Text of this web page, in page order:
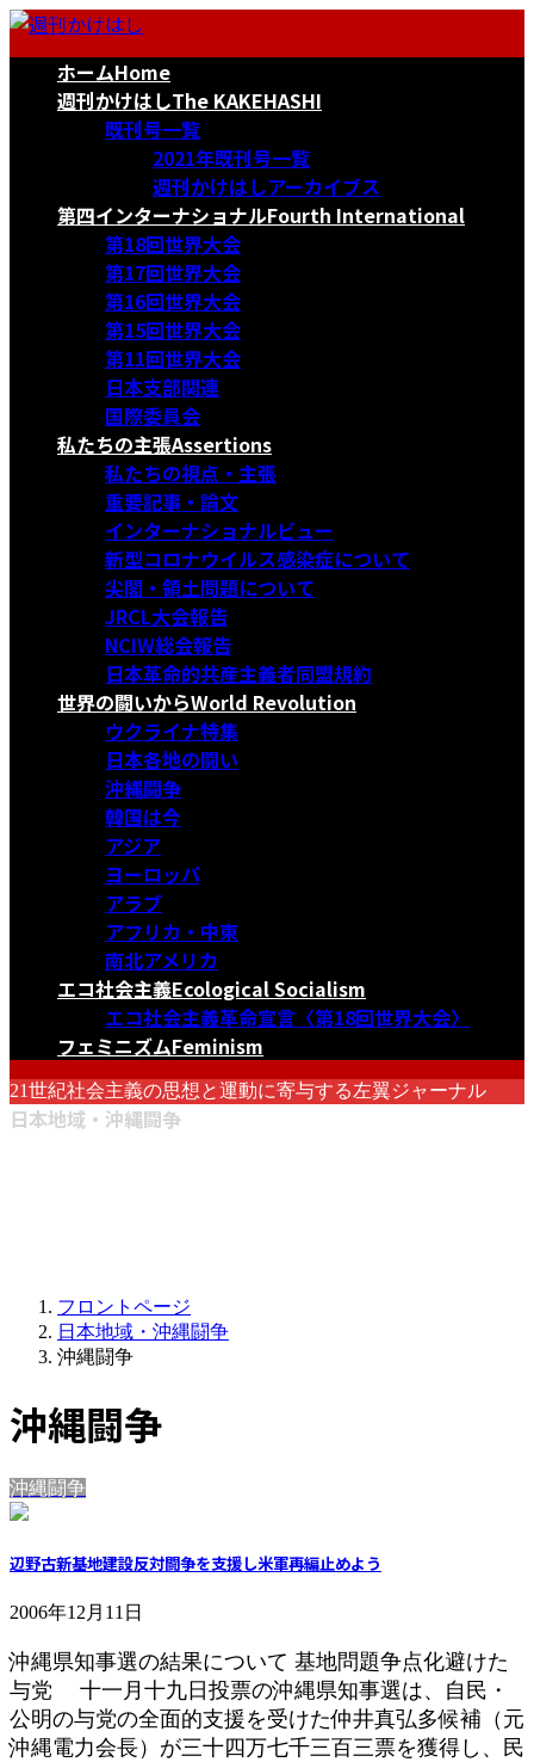
コ
ナ
ホームHome
週刊かけはしThe KAKEHASHI
既刊号一覧
2021年既刊号一覧
週刊かけはしアーカイブス
第四インターナショナルFourth International
第18回世界大会
第17回世界大会
第16回世界大会
第15回世界大会
第11回世界大会
日本支部関連
国際委員会
私たちの主張Assertions
私たちの視点・主張
重要記事・論文
インターナショナルビュー
新型コロナウイルス感染症について
尖閣・領土問題について
JRCL大会報告
NCIW総会報告
日本革命的共産主義者同盟規約
世界の闘いからWorld Revolution
ウクライナ特集
日本各地の闘い
沖縄闘争
韓国は今
アジア
ヨーロッパ
アラブ
アフリカ・中東
南北アメリカ
エコ社会主義Ecological Socialism
エコ社会主義革命宣言〈第18回世界大会〉
フェミニズムFeminism
21世紀社会主義の思想と運動に寄与する左翼ジャーナル
日本地域・沖縄闘争
フロントページ
日本地域・沖縄闘争
沖縄闘争
沖縄闘争
沖縄闘争
辺野古新基地建設反対闘争を支援し米軍再編止めよう
2006年12月11日
沖縄県知事選の結果について 基地問題争点化避けた
与党 十一月十九日投票の沖縄県知事選は、自民・
公明の与党の全面的支援を受けた仲井真弘多候補（元
沖縄電力会長）が三十四万七千三百三票を獲得し、民